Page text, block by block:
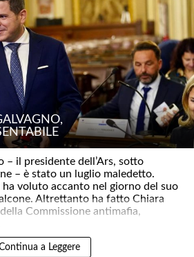
– il presidente dell’Ars, sotto
– è stato un luglio maledetto.
voluto accanto nel giorno del suo
Altrettanto ha fatto Chiara
Commissione antimafia,
a Leggere